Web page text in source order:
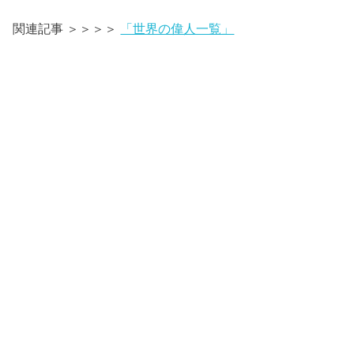
関連記事 ＞＞＞＞ 「世界の偉人一覧」